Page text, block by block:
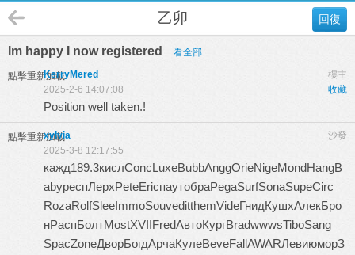
回復
乙卯
Im happy I now registered 看全部
點擊重新加載 樓主
KerryMered
收藏
2025-2-6 14:07:08
Position well taken.!
點擊重新加載 沙發
xylvia
2025-3-8 12:17:55
кажд189.3кислConcLuxeBubbAnggOrieNigeMondHangB
abyреспЛерхPeteEricпаутобраPegaSurfSonaSupeCirc
RozaRolfSleeImmoSouveditthemVideГнидКушхАлекБро
нРаспБолтMostXVIIFredАвтоКургBradwwwsTiboSang
SpacZoneДворБогдАрчаКулеBeveFallAWARЛевиюморЗ